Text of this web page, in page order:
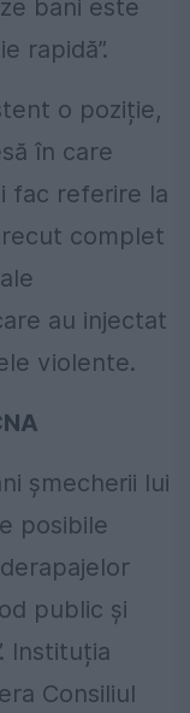
bani este
rapidă”.
o poziție,
în care
fac referire la
complet
au injectat
violente.
șmecherii lui
posibile
public și
Instituția
Consiliul